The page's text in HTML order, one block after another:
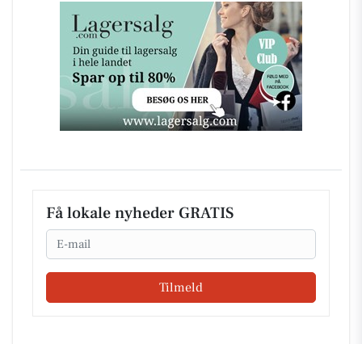
Få lokale nyheder GRATIS
Email
Tilmeld